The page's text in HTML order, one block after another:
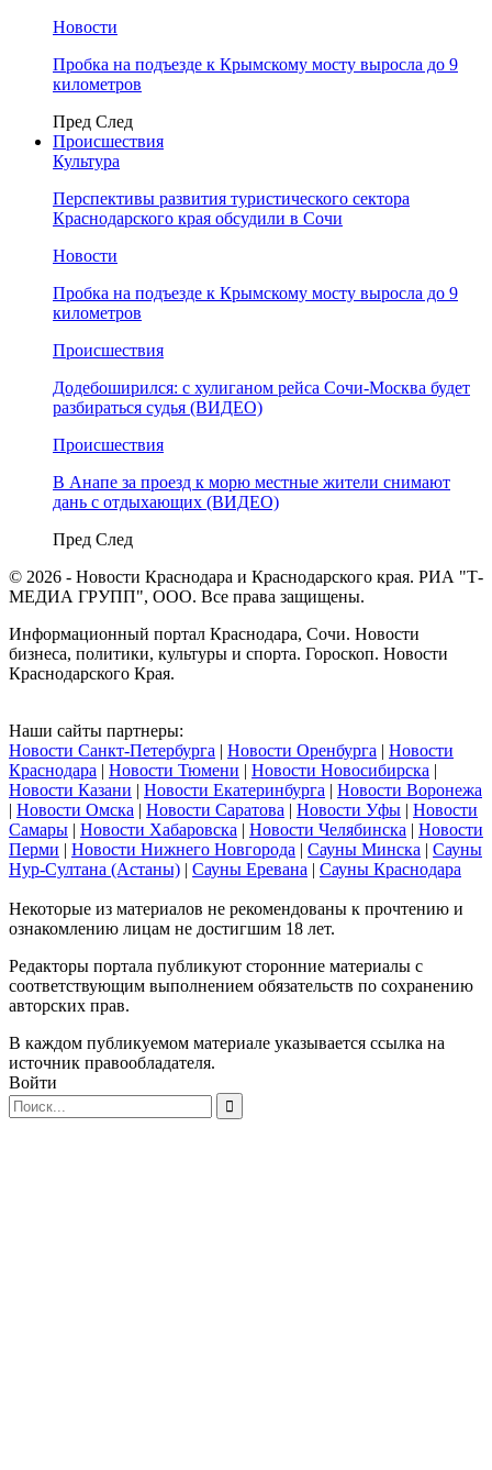
Новости
Пробка на подъезде к Крымскому мосту выросла до 9
километров
Пред След
Происшествия
Культура
Перспективы развития туристического сектора
Краснодарского края обсудили в Сочи
Новости
Пробка на подъезде к Крымскому мосту выросла до 9
километров
Происшествия
Додебоширился: с хулиганом рейса Сочи-Москва будет
разбираться судья (ВИДЕО)
Происшествия
В Анапе за проезд к морю местные жители снимают
дань с отдыхающих (ВИДЕО)
Пред След
© 2026 - Новости Краснодара и Краснодарского края. РИА "Т-
МЕДИА ГРУПП", ООО. Все права защищены.
Информационный портал Краснодара, Сочи. Новости
бизнеса, политики, культуры и спорта. Гороскоп. Новости
Краснодарского Края.
Наши сайты партнеры:
Новости Санкт-Петербурга | Новости Оренбурга | Новости
Краснодара | Новости Тюмени | Новости Новосибирска |
Новости Казани | Новости Екатеринбурга | Новости Воронежа
| Новости Омска | Новости Саратова | Новости Уфы | Новости
Самары | Новости Хабаровска | Новости Челябинска | Новости
Перми | Новости Нижнего Новгорода | Сауны Минска | Сауны
Нур-Султана (Астаны) | Сауны Еревана | Сауны Краснодара
Некоторые из материалов не рекомендованы к прочтению и
ознакомлению лицам не достигшим 18 лет.
Редакторы портала публикуют сторонние материалы с
соответствующим выполнением обязательств по сохранению
авторских прав.
В каждом публикуемом материале указывается ссылка на
источник правообладателя.
Войти